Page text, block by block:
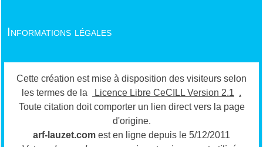
Informations légales
Cette création est mise à disposition des visiteurs selon
les termes de la
Licence Libre CeCILL Version 2.1 .
Toute citation doit comporter un lien direct vers la page
d'origine.
arf-lauzet.com est en ligne depuis le 5/12/2011